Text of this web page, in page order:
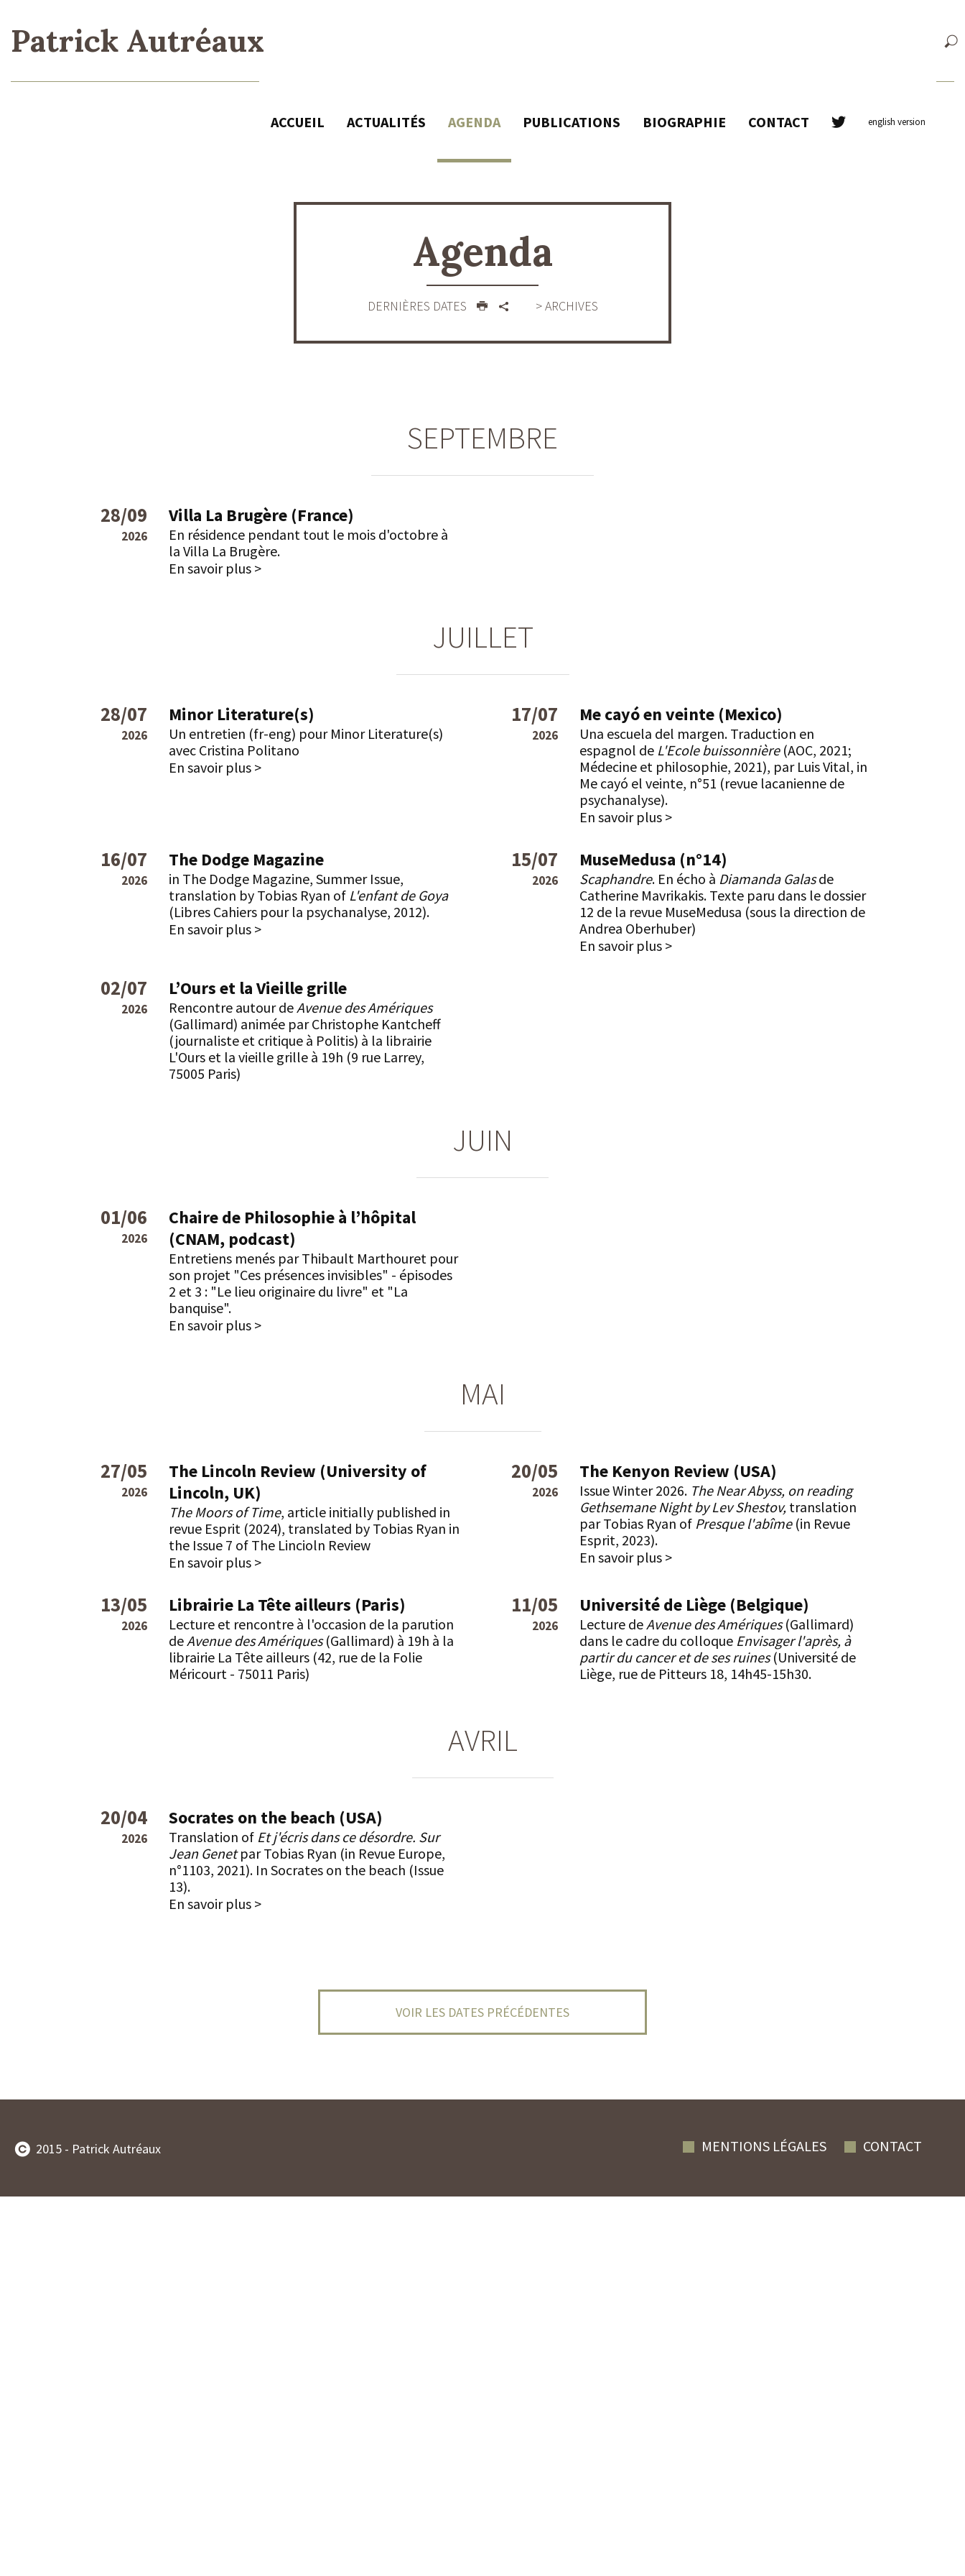
Patrick Autréaux
ACCUEIL ACTUALITÉS AGENDA PUBLICATIONS BIOGRAPHIE CONTACT english version
Agenda
DERNIÈRES DATES > ARCHIVES
SEPTEMBRE
28/09
2026
Villa La Brugère (France)
En résidence pendant tout le mois d'octobre à
la Villa La Brugère.
En savoir plus >
JUILLET
28/07
2026
Minor Literature(s)
Un entretien (fr-eng) pour Minor Literature(s)
avec Cristina Politano
En savoir plus >
17/07
2026
Me cayó en veinte (Mexico)
Una escuela del margen. Traduction en
espagnol de L'Ecole buissonnière(AOC, 2021;
Médecine et philosophie, 2021), par Luis Vital, in
Me cayó el veinte, n°51 (revue lacanienne de
psychanalyse).
En savoir plus >
16/07
2026
The Dodge Magazine
in The Dodge Magazine, Summer Issue,
translation by Tobias Ryan of L'enfant de Goya
(Libres Cahiers pour la psychanalyse, 2012).
En savoir plus >
15/07
2026
MuseMedusa (n°14)
Scaphandre. En écho à Diamanda Galasde
Catherine Mavrikakis. Texte paru dans le dossier
12 de la revue MuseMedusa (sous la direction de
Andrea Oberhuber)
En savoir plus >
02/07
2026
L’Ours et la Vieille grille
Rencontre autour deAvenue des Amériques
(Gallimard) animée par Christophe Kantcheff
(journaliste et critique à Politis) à la librairie
L'Ours et la vieille grille à 19h (9 rue Larrey,
75005 Paris)
JUIN
01/06
2026
Chaire de Philosophie à l’hôpital
(CNAM, podcast)
Entretiens menés par Thibault Marthouret pour
son projet "Ces présences invisibles" - épisodes
2 et 3 : "Le lieu originaire du livre" et "La
banquise".
En savoir plus >
MAI
27/05
2026
The Lincoln Review (University of
Lincoln, UK)
The Moors of Time, article initially published in
revue Esprit (2024), translated by Tobias Ryan in
the Issue 7 of The Lincioln Review
En savoir plus >
20/05
2026
The Kenyon Review (USA)
Issue Winter 2026. The Near Abyss, on reading
Gethsemane Night by Lev Shestov, translation
par Tobias Ryan of Presque l'abîme(in Revue
Esprit, 2023).
En savoir plus >
13/05
2026
Librairie La Tête ailleurs (Paris)
Lecture et rencontre à l'occasion de la parution
deAvenue des Amériques(Gallimard) à 19h à la
librairie La Tête ailleurs (42, rue de la Folie
Méricourt - 75011 Paris)
11/05
2026
Université de Liège (Belgique)
Lecture deAvenue des Amériques(Gallimard)
dans le cadre du colloque Envisager l'après, à
partir du cancer et de ses ruines(Université de
Liège, rue de Pitteurs 18, 14h45-15h30.
AVRIL
20/04
2026
Socrates on the beach (USA)
Translation of Et j'écris dans ce désordre. Sur
Jean Genetpar Tobias Ryan (in Revue Europe,
n°1103, 2021). In Socrates on the beach (Issue
13).
En savoir plus >
VOIR LES DATES PRÉCÉDENTES
2015 - Patrick Autréaux MENTIONS LÉGALES CONTACT